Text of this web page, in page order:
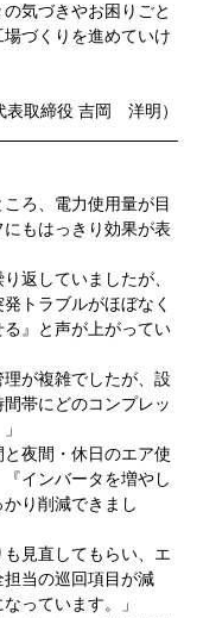
気づきやお困りごと
づくりを進めていけ
表取締役 吉岡 洋明）
ろ、電力使用量が目
もはっきり効果が表
返していましたが、
トラブルがほぼなく
』と声が上がってい
が複雑でしたが、設
帯にどのコンプレッ
夜間・休日のエア使
インバータを増やし
り削減できまし
見直してもらい、エ
当の巡回項目が減
っています。」